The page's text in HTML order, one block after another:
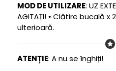
MOD DE UTILIZARE: UZ
AGITAȚI! • Clătire bucală
ulterioară.
ATENȚIE: A nu se înghiți!